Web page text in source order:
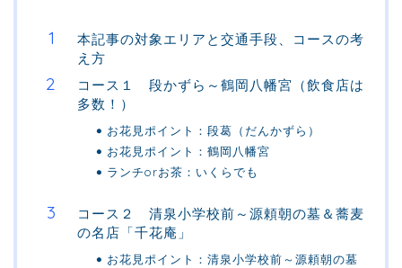
本記事の対象エリアと交通手段、コースの考
え方
コース１ 段かずら～鶴岡八幡宮（飲食店は
多数！）
お花見ポイント：段葛（だんかずら）
お花見ポイント：鶴岡八幡宮
ランチorお茶：いくらでも
コース２ 清泉小学校前～源頼朝の墓＆蕎麦
の名店「千花庵」
お花見ポイント：清泉小学校前～源頼朝の墓